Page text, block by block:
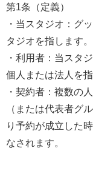
第1条（定義）
・当スタジオ：グ
タジオを指します。
・利用者：当スタ
個人または法人を指
・契約者：複数の
（または代表者グ
り予約が成立した
なされます。